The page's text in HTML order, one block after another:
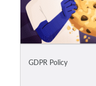
GDPR Policy